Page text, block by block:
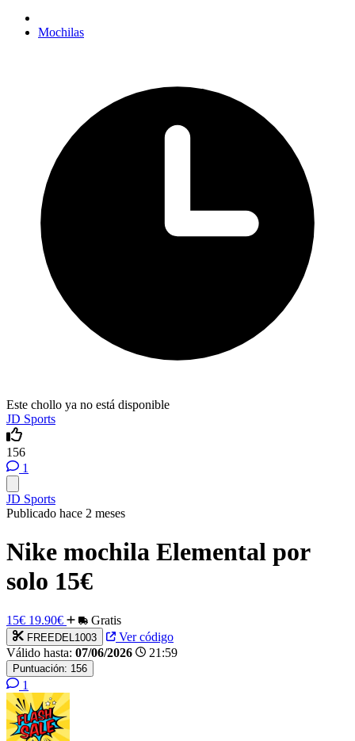
Mochilas
Este chollo ya no está disponible
JD Sports
156
1
JD Sports
Publicado hace 2 meses
Nike mochila Elemental por
solo 15€
15€ 19.90€ Gratis
FREEDEL1003
Ver código
Válido hasta: 07/06/2026 21:59
Puntuación: 156
1